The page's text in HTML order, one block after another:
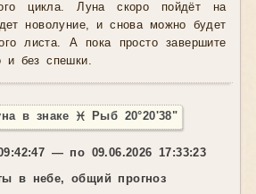
цикла. Луна скоро пойдёт на
новолуние, и снова можно будет
листа. А пока просто завершите
и без спешки.
в знаке ♓ Рыб 20°20'38"
— по 09.06.2026 17:33:23
в небе, общий прогноз